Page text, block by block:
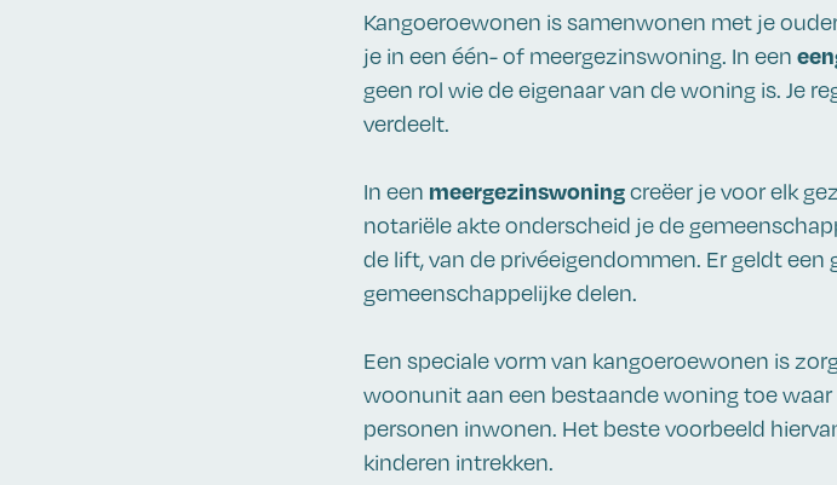
Kangoeroewonen is samenwonen met je
je in een één- of meergezinswoning. In een
geen rol wie de eigenaar van de woning is. Je
verdeelt.
In een meergezinswoningcreëer je voor elk
notariële akte onderscheid je de
de lift, van de privéeigendommen. Er geldt
gemeenschappelijke delen.
Een speciale vorm van kangoeroewonen is
woonunit aan een bestaande woning toe
personen inwonen. Het beste voorbeeld
kinderen intrekken.